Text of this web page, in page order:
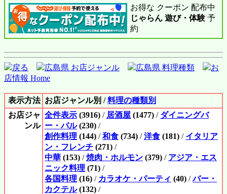
お得な クーポン 配布中
じゃらん 遊び・体験予
約
戻る 広島県 お店ジャンル 広島県 料理種類
お
店情報 Home
表示方法 お店ジャンル別 /料理の種類別
お店ジャ
ンル
全件表示 (3916) / 居酒屋 (1477) / ダイニングバ
ー・バル(230) /
創作料理 (144) /和食 (734) /洋食 (181) / イタリア
ン・フレンチ (271) /
中華 (153) /焼肉・ホルモン (379) / アジア・エス
ニック料理 (71) /
各国料理 (16) / カラオケ・パーティ (40) /バー・
カクテル(132) /